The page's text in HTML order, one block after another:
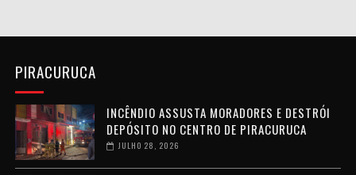
PIRACURUCA
INCÊNDIO ASSUSTA MORADORES E DESTRÓI
DEPÓSITO NO CENTRO DE PIRACURUCA
JULHO 28, 2026